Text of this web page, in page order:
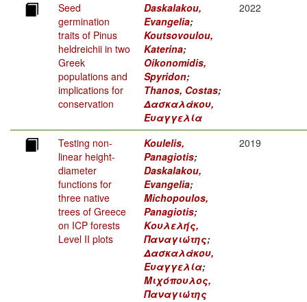
Seed
germination
traits of Pinus
heldreichii in two
Greek
populations and
implications for
conservation
Daskalakou,
Evangelia;
Koutsovoulou,
Katerina;
Oikonomidis,
Spyridon;
Thanos, Costas;
Δασκαλάκου,
Ευαγγελία
2022
Testing non-
linear height-
diameter
functions for
three native
trees of Greece
on ICP forests
Level II plots
Koulelis,
Panagiotis;
Daskalakou,
Evangelia;
Michopoulos,
Panagiotis;
Κουλελής,
Παναγιώτης;
Δασκαλάκου,
Ευαγγελία;
Μιχόπουλος,
Παναγιώτης
2019